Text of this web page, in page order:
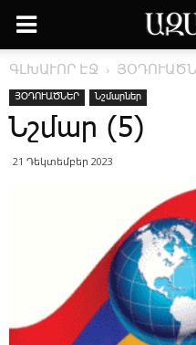
ԳԼԽԱՒՈՐ ԷՋ
ՅՕԴՈՒԱԾՆԵՐ Նշմարներ
Նշմար (5)
21 Դեկտեմբեր 2023